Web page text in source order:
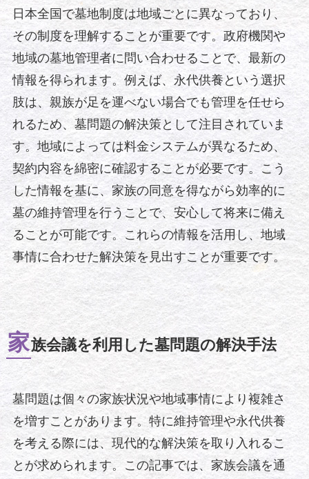
日本全国で墓地制度は地域ごとに異なっており、
その制度を理解することが重要です。政府機関や
地域の墓地管理者に問い合わせることで、最新の
情報を得られます。例えば、永代供養という選択
肢は、親族が足を運べない場合でも管理を任せら
れるため、墓問題の解決策として注目されていま
す。地域によっては料金システムが異なるため、
契約内容を綿密に確認することが必要です。こう
した情報を基に、家族の同意を得ながら効率的に
墓の維持管理を行うことで、安心して将来に備え
ることが可能です。これらの情報を活用し、地域
事情に合わせた解決策を見出すことが重要です。
家族会議を利用した墓問題の解決手法
墓問題は個々の家族状況や地域事情により複雑さ
を増すことがあります。特に維持管理や永代供養
を考える際には、現代的な解決策を取り入れるこ
とが求められます。この記事では、家族会議を通